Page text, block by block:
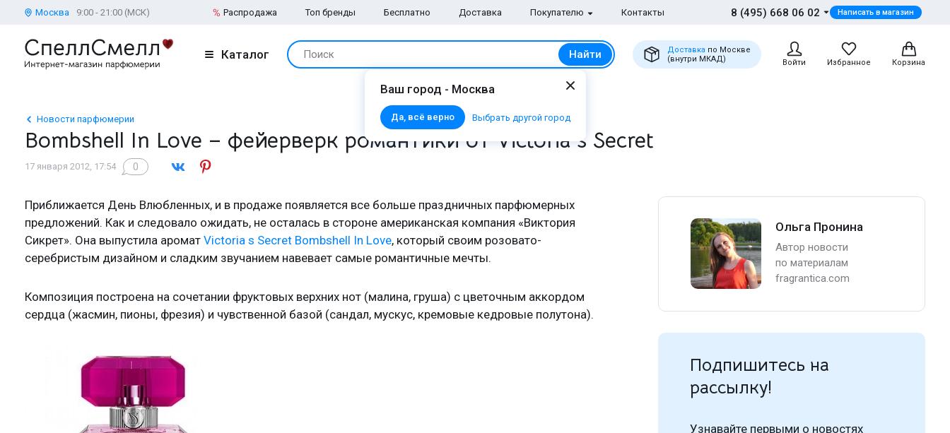
Москва 9:00 - 21:00 (МСК) Распродажа Топ бренды Бесплатно Доставка Покупателю Контакты 8 (495) 668 06 02 Написать в магазин
Каталог Поиск Найти Доставка по Москве
(внутри МКАД)
Войти Избранное Корзина
Ваш город - Москва
Да, всё верно Выбрать другой город
Новости парфюмерии
Bombshell In Love – фейерверк романтики от Victoria s Secret
17 января 2012, 17:54 0
Приближается День Влюбленных, и в продаже появляется все больше праздничных парфюмерных
предложений. Как и следовало ожидать, не осталась в стороне американская компания «Виктория
Сикрет». Она выпустила аромат Victoria s Secret Bombshell In Love, который своим розовато-
серебристым дизайном и сладким звучанием навевает самые романтичные мечты.
Композиция построена на сочетании фруктовых верхних нот (малина, груша) с цветочным аккордом
сердца (жасмин, пионы, фрезия) и чувственной базой (сандал, мускус, кремовые кедровые полутона).
Ольга Пронина
Автор новости
по материалам
fragrantica.com
Подпишитесь на
рассылку!
Узнавайте первыми о новостях